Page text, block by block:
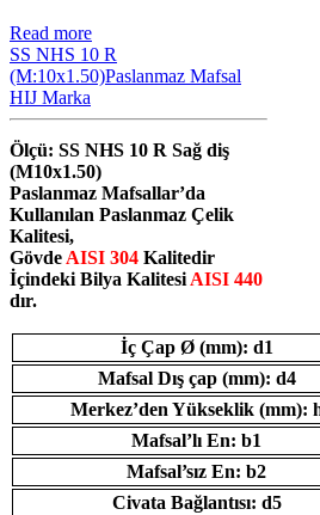
Read more
SS NHS 10 R
(M:10x1.50)Paslanmaz Mafsal
HIJ Marka
Ölçü: SS NHS 10 R Sağ diş
(M10x1.50)
Paslanmaz Mafsallar’da
Kullanılan Paslanmaz Çelik
Kalitesi,
Gövde AISI 304 Kalitedir
İçindeki Bilya Kalitesi AISI 440
dır.
İç Çap Ø (mm): d1
Mafsal Dış çap (mm): d4
Merkez’den Yükseklik (mm):
Mafsal’lı En: b1
Mafsal’sız En: b2
Civata Bağlantısı: d5